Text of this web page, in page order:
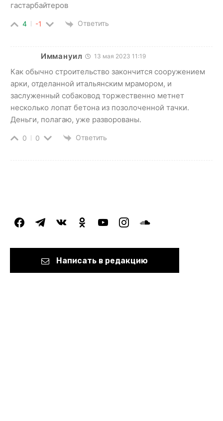
гастарбайтеров
4 -1 Ответить
Иммануил 13 мая 2023 11:19
Как обычно строительство закончится сооружением
арки, отделанной итальянским мрамором, и
заслуженный собаковод торжественно метнет
несколько лопат бетона из позолоченной тачки.
Деньги, полагаю, уже разворованы.
0 0 Ответить
facebooktelegramvkontakteodnoklassniki
youtubeinstagramsoundcloud
Написать в редакцию